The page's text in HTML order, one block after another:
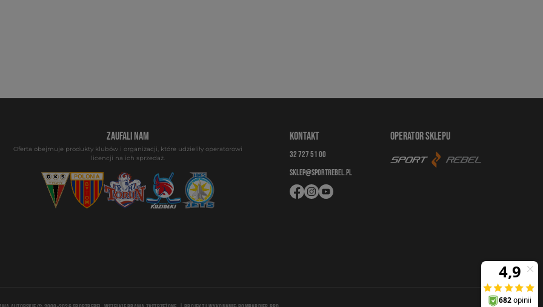
ZAUFALI NAM
Oferta obejmuje produkty klubów i organizacji, które udzieliły operatorowi
licencji na ich sprzedaż.
KONTAKT
32 727 51 00
SKLEP@SPORTREBEL.PL
OPERATOR SKLEPU